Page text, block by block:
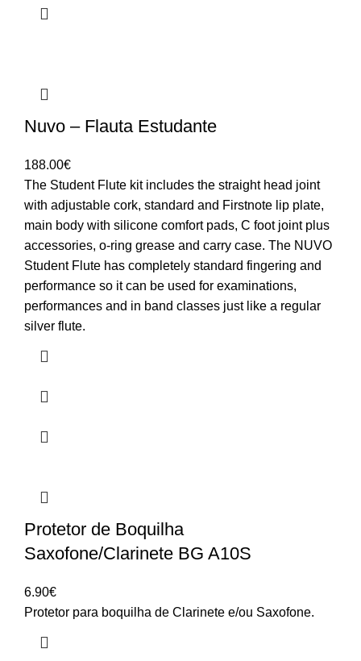
Nuvo – Flauta Estudante
188.00€
The Student Flute kit includes the straight head joint
with adjustable cork, standard and Firstnote lip plate,
main body with silicone comfort pads, C foot joint plus
accessories, o-ring grease and carry case. The NUVO
Student Flute has completely standard fingering and
performance so it can be used for examinations,
performances and in band classes just like a regular
silver flute.
Protetor de Boquilha
Saxofone/Clarinete BG A10S
6.90€
Protetor para boquilha de Clarinete e/ou Saxofone.